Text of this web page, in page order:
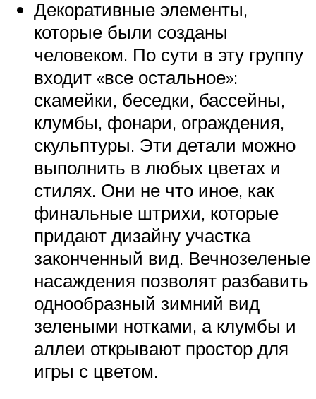
Декоративные элементы,
которые были созданы
человеком. По сути в эту группу
входит «все остальное»:
скамейки, беседки, бассейны,
клумбы, фонари, ограждения,
скульптуры. Эти детали можно
выполнить в любых цветах и
стилях. Они не что иное, как
финальные штрихи, которые
придают дизайну участка
законченный вид. Вечнозеленые
насаждения позволят разбавить
однообразный зимний вид
зелеными нотками, а клумбы и
аллеи открывают простор для
игры с цветом.